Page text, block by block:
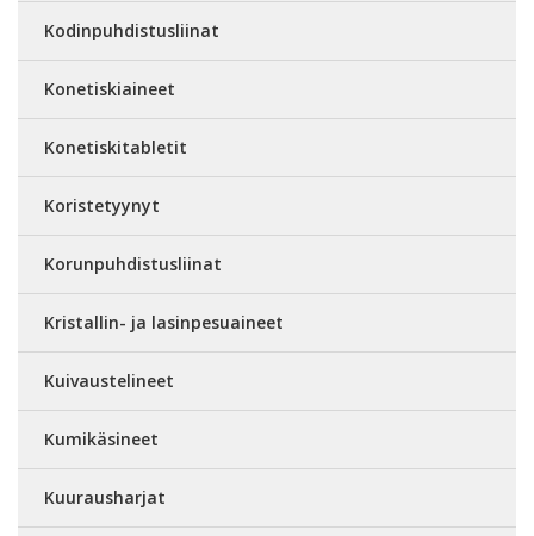
Kodinpuhdistusliinat
Konetiskiaineet
Konetiskitabletit
Koristetyynyt
Korunpuhdistusliinat
Kristallin- ja lasinpesuaineet
Kuivaustelineet
Kumikäsineet
Kuurausharjat